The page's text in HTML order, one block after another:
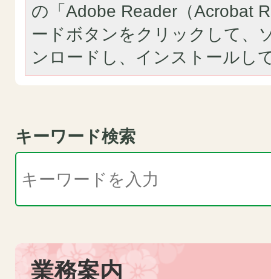
の「Adobe Reader（Acrobat
ードボタンをクリックして、
ンロードし、インストールし
キーワード検索
業務案内